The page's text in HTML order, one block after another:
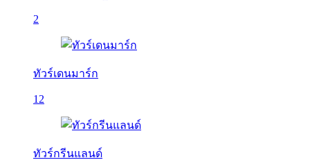
2
ทัวร์เดนมาร์ก
12
ทัวร์กรีนแลนด์